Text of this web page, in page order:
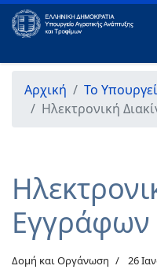
Αρχική Το
Hλεκτρονική
Εγγράφων
Δομή και Οργάνωση 26